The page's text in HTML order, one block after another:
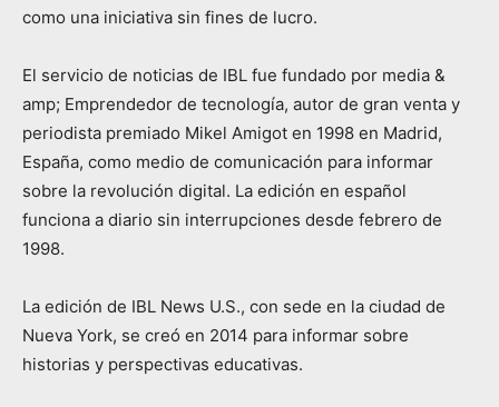
como una iniciativa sin fines de lucro.
El servicio de noticias de IBL fue fundado por media &
amp; Emprendedor de tecnología, autor de gran venta y
periodista premiado Mikel Amigot en 1998 en Madrid,
España, como medio de comunicación para informar
sobre la revolución digital. La edición en español
funciona a diario sin interrupciones desde febrero de
1998.
La edición de IBL News U.S., con sede en la ciudad de
Nueva York, se creó en 2014 para informar sobre
historias y perspectivas educativas.